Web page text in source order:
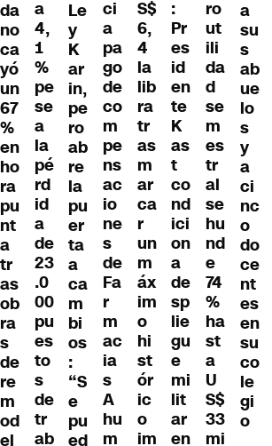
da
no
ca
yó
un
67
%
en
ho
ra
pu
nt
a
tr
as
ob
ra
s
de
re
m
od
el
a
4,
1
%
pe
se
a
la
pé
rd
id
a
de
23
.0
00
pu
es
to
s
de
tr
ab
Le
y
K
ar
in,
pe
ro
ab
re
la
pu
er
ta
a
ca
m
bi
os
:
“S
e
pu
ed
ci
a
pa
go
de
co
m
pe
ns
ac
io
ne
s
de
Fa
r
m
ac
ia
s
A
hu
m
S$
6,
4
la
lib
ra
tr
as
m
ar
ca
r
un
m
áx
im
o
hi
st
ór
ic
o
im
:
Pr
es
id
en
te
K
as
t
co
nd
ici
on
a
de
sp
lie
gu
e
mi
lit
ar
en
ro
ut
ili
da
d
se
m
es
tr
al
se
hu
nd
e
74
%
ha
st
a
U
S$
33
mi
a
su
s
ab
ue
lo
s
y
a
ci
nc
o
do
ce
nt
es
en
su
co
le
gi
o